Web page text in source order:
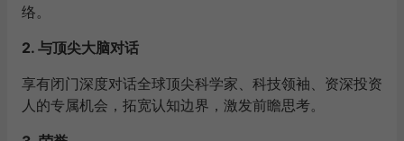
络。
2. 与顶尖大脑对话
享有闭门深度对话全球顶尖科学家、科技领袖、资深投资
人的专属机会，拓宽认知边界，激发前瞻思考。